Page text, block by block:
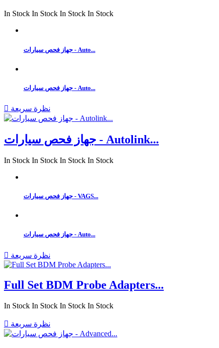
In Stock In Stock In Stock In Stock
جهاز فحص سيارات - Auto...
جهاز فحص سيارات - Auto...
 نظرة سريعة
جهاز فحص سيارات - Autolink...
In Stock In Stock In Stock In Stock
جهاز فحص سيارات - VAGS...
جهاز فحص سيارات - Auto...
 نظرة سريعة
Full Set BDM Probe Adapters...
In Stock In Stock In Stock In Stock
 نظرة سريعة